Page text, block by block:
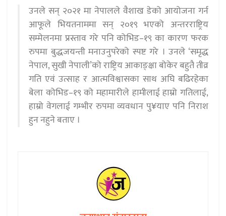
उनले सन् २०२१ मा नेपालले वैशाख डेको आयोजना गर्न
आफूले भियतनाममा सन् २०१९ भएको अन्तरराष्ट्रिय
सम्मेलनमा प्रस्ताव गरे पनि कोभिड–१९ का कारण फरक
रुपमा बुद्धजयन्ती मनाउनुपरेको स्पष्ट गरे । उनले ‘समृद्ध
नेपाल, सुखी नेपाली’को राष्ट्रिय आकाङ्क्षा बोकेर बहुतै तीव्र
गति एवं उत्साह र आत्मविश्वासका साथ अघि बढिरहेका
बेला कोभिड–१९ को महामारीले हामीलाई हाम्रो गतिलाई,
हाम्रो वेगलाई गम्भीर रुपमा व्यवधान पु¥याए पनि निराश
हुन नहुने बताए ।